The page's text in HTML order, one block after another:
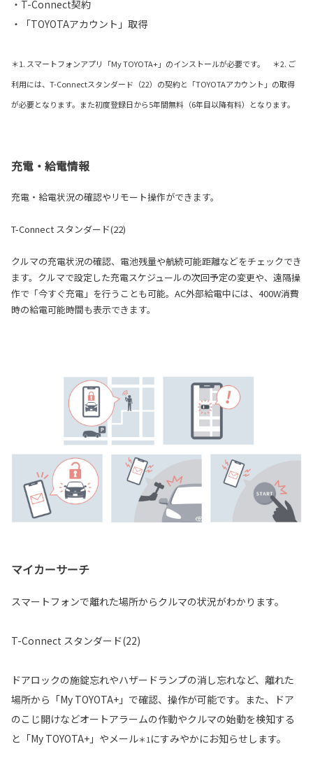
・T-Connect契約
・「TOYOTAアカウント」取得
＊1. スマートフォンアプリ「My TOYOTA+」のインストールが必要です。 ＊2. ご
利用には、T-Connectスタンダード（22）の契約と「TOYOTAアカウント」の取得
が必要となります。また初度登録日から5年間無料（6年目以降有料）となります。
充電・給電情報
充電・給電状況の確認やリモート操作ができます。
T-Connect スタンダード(22)
クルマの充電状況の確認、電池残量や航続可能距離などをチェックでき
ます。クルマで設定した充電スケジュールの次回予定の変更や、遠隔操
作で「今すぐ充電」を行うことも可能。AC外部給電中には、400W消費
時の給電可能時間も表示できます。
マイカーサーチ
スマートフォンで離れた場所からクルマの状況がわかります。
T-Connect スタンダード(22)
ドアロックの施錠忘れやハザードランプの消し忘れなど、離れた
場所から「My TOYOTA+」で確認、操作が可能です。また、ドア
のこじ開けなどオートアラームの作動やクルマの始動を検知する
と「My TOYOTA+」やメール＊1 にすみやかにお知らせします。